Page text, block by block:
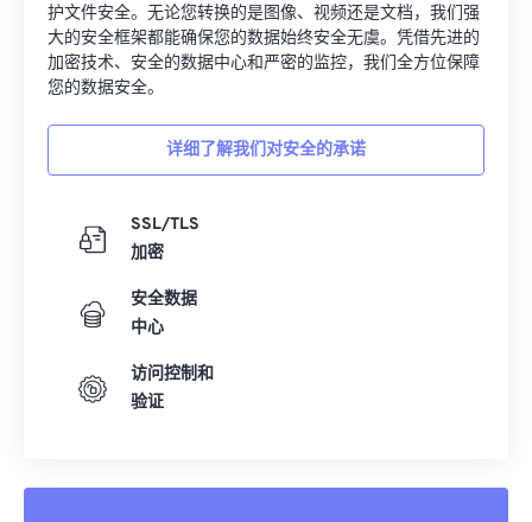
护文件安全。无论您转换的是图像、视频还是文档，我们强
大的安全框架都能确保您的数据始终安全无虞。凭借先进的
加密技术、安全的数据中心和严密的监控，我们全方位保障
您的数据安全。
详细了解我们对安全的承诺
SSL/TLS
加密
安全数据
中心
访问控制和
验证